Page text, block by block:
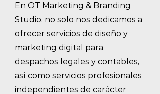
En OT Marketing & Branding
Studio, no solo nos dedicamos a
ofrecer servicios de diseño y
marketing digital para
despachos legales y contables,
así como servicios profesionales
independientes de carácter